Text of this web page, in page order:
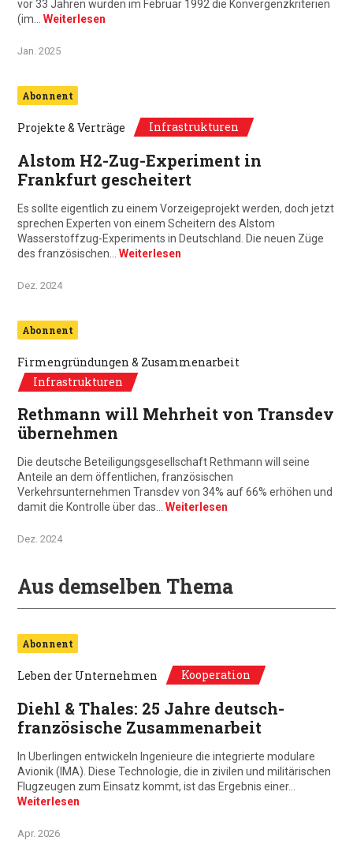
vor 33 Jahren wurden im Februar 1992 die Konvergenzkriterien
(im… Weiterlesen
Jan. 2025
Abonnent
Projekte & Verträge Infrastrukturen
Alstom H2-Zug-Experiment in
Frankfurt gescheitert
Es sollte eigentlich zu einem Vorzeigeprojekt werden, doch jetzt
sprechen Experten von einem Scheitern des Alstom
Wasserstoffzug-Experiments in Deutschland. Die neuen Züge
des französischen… Weiterlesen
Dez. 2024
Abonnent
Firmengründungen & Zusammenarbeit
Infrastrukturen
Rethmann will Mehrheit von Transdev
übernehmen
Die deutsche Beteiligungsgesellschaft Rethmann will seine
Anteile an dem öffentlichen, französischen
Verkehrsunternehmen Transdev von 34% auf 66% erhöhen und
damit die Kontrolle über das… Weiterlesen
Dez. 2024
Aus demselben Thema
Abonnent
Leben der Unternehmen Kooperation
Diehl & Thales: 25 Jahre deutsch-
französische Zusammenarbeit
In Uberlingen entwickeln Ingenieure die integrierte modulare
Avionik (IMA). Diese Technologie, die in zivilen und militärischen
Flugzeugen zum Einsatz kommt, ist das Ergebnis einer…
Weiterlesen
Apr. 2026